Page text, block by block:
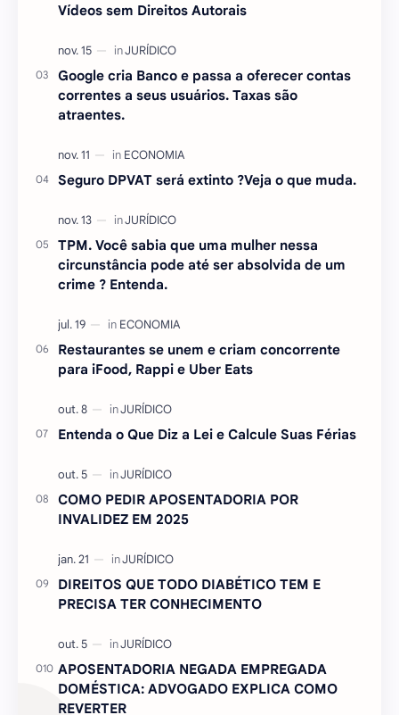
Vídeos sem Direitos Autorais
Google cria Banco e passa a oferecer contas
correntes a seus usuários. Taxas são
atraentes.
Seguro DPVAT será extinto ?Veja o que muda.
TPM. Você sabia que uma mulher nessa
circunstância pode até ser absolvida de um
crime ? Entenda.
Restaurantes se unem e criam concorrente
para iFood, Rappi e Uber Eats
Entenda o Que Diz a Lei e Calcule Suas Férias
COMO PEDIR APOSENTADORIA POR
INVALIDEZ EM 2025
DIREITOS QUE TODO DIABÉTICO TEM E
PRECISA TER CONHECIMENTO
APOSENTADORIA NEGADA EMPREGADA
DOMÉSTICA: ADVOGADO EXPLICA COMO
REVERTER